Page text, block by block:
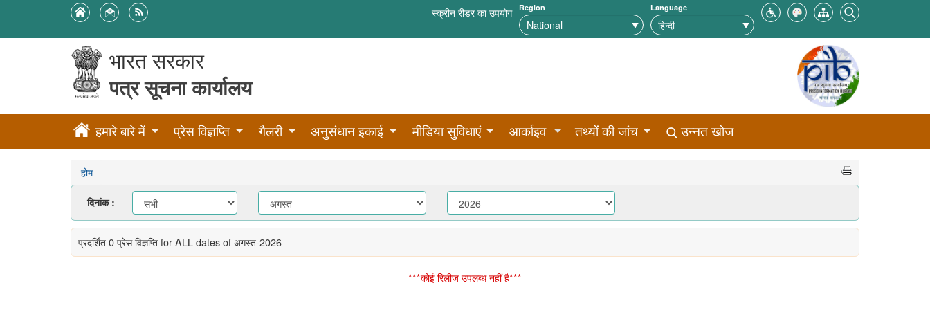
स्क्रीन रीडर का उपयोग Region Language
भारत सरकार
पत्र सूचना कार्यालय
हमारे बारे में प्रेस विज्ञप्ति गैलरी अनुसंधान इकाई मीडिया सुविधाएं आर्काइव तथ्यों की जांच उन्नत खोज
होम
Changing
the
value
will
update
दिनांक :
प्रदर्शित 0 प्रेस विज्ञप्तिfor ALL dates of अगस्त-2026
***कोई रिलीज उपलब्ध नहीं है***